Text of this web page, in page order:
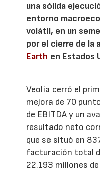
una sólida
entorno
volátil, en un
por el cierre de la
Earth en Estados
Veolia cerró el
mejora de 70
de EBITDA y un
resultado neto
que se situó en
facturación total
22.193 millones